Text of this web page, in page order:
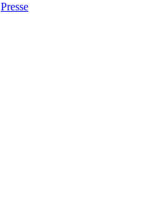
Presse